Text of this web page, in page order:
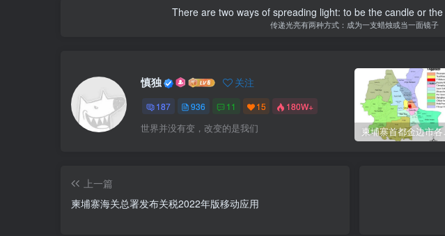
There are two ways of spreading light: to be the candle or
传递光亮有两种方式：成为一支蜡烛或当一面镜子
慎独 关注
187 936 11 15 180W+
世界并没有变，改变的是我们 柬埔寨
上一篇
柬埔寨海关总署发布关税2022年版移动应用